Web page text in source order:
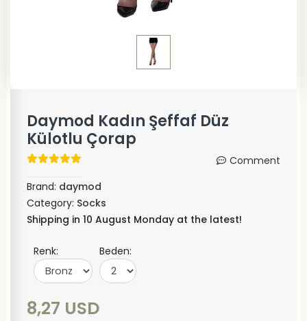
Daymod Kadın Şeffaf Düz
Külotlu Çorap
Comment
Brand: daymod
Category: Socks
Shipping in 10 August Monday at the latest!
Renk: Beden:
8,27 USD